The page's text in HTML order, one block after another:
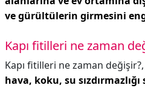
ve gürültülerin girmesini
Kapı fitilleri ne zaman
Kapı fitilleri ne zaman değişir?,
hava, koku, su